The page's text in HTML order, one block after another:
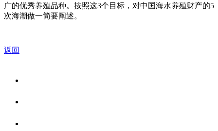
广的优秀养殖品种。按照这3个目标，对中国海水养殖财产的5
次海潮做一简要阐述。
返回